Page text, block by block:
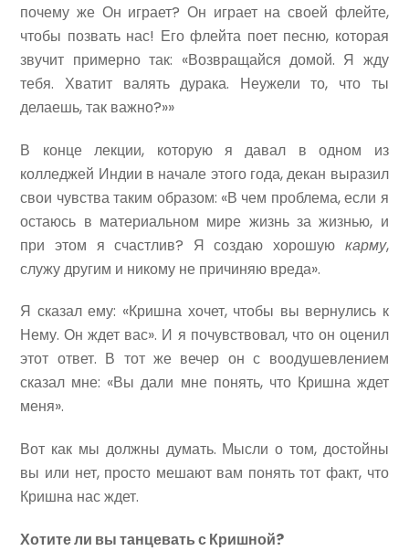
почему же Он играет? Он играет на своей флейте,
чтобы позвать нас! Его флейта поет песню, которая
звучит примерно так: «Возвращайся домой. Я жду
тебя. Хватит валять дурака. Неужели то, что ты
делаешь, так важно?»»
В конце лекции, которую я давал в одном из
колледжей Индии в начале этого года, декан выразил
свои чувства таким образом: «В чем проблема, если я
остаюсь в материальном мире жизнь за жизнью, и
при этом я счастлив? Я создаю хорошую карму,
служу другим и никому не причиняю вреда».
Я сказал ему: «Кришна хочет, чтобы вы вернулись к
Нему. Он ждет вас». И я почувствовал, что он оценил
этот ответ. В тот же вечер он с воодушевлением
сказал мне: «Вы дали мне понять, что Кришна ждет
меня».
Вот как мы должны думать. Мысли о том, достойны
вы или нет, просто мешают вам понять тот факт, что
Кришна нас ждет.
Хотите ли вы танцевать с Кришной?